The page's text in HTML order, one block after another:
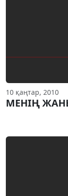
10 қаңтар, 2010
МЕНIҢ